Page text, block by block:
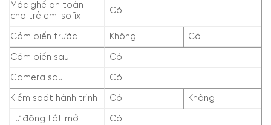
Móc ghế an toàn
cho trẻ em Isofix
Có
Cảm biến trước Không Có
Cảm biến sau Có
Camera sau Có
Kiểm soát hành trình Có Không
Tự động tắt mở Có